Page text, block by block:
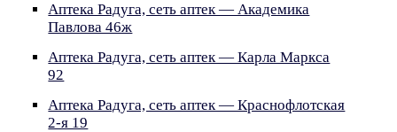
Аптека Радуга, сеть аптек — Академика
Павлова 46ж
Аптека Радуга, сеть аптек — Карла Маркса
92
Аптека Радуга, сеть аптек — Краснофлотская
2-я 19